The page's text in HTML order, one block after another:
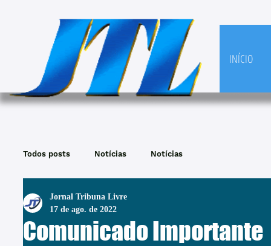
INÍCIO
Todos posts Notícias Notícias
Comunicado Importante
Jornal Tribuna Livre
17 de ago. de 2022